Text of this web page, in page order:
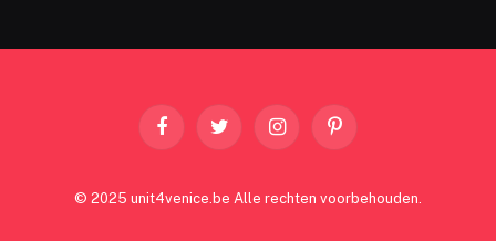
FacebookTwitter InstagramPinterest
© 2025 unit4venice.be Alle rechten voorbehouden.